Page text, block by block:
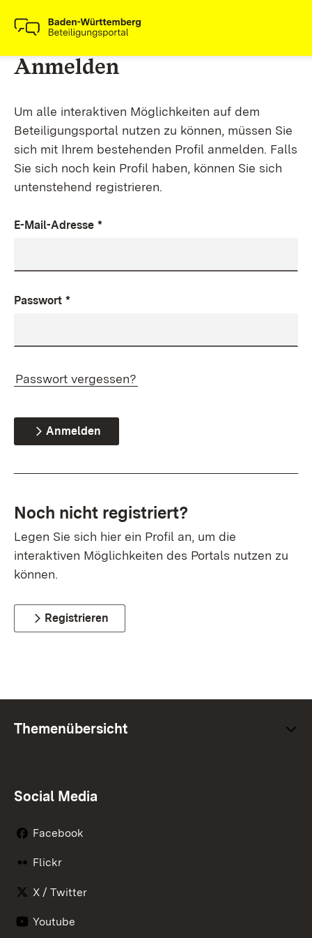
Anmelden
Um alle interaktiven Möglichkeiten auf dem
Beteiligungsportal nutzen zu können, müssen Sie
sich mit Ihrem bestehenden Profil anmelden. Falls
Sie sich noch kein Profil haben, können Sie sich
untenstehend registrieren.
E-Mail-Adresse *
Passwort *
Passwort vergessen?
Anmelden
Noch nicht registriert?
Legen Sie sich hier ein Profil an, um die
interaktiven Möglichkeiten des Portals nutzen zu
können.
Registrieren
Themenübersicht
Social Media
Facebook
Flickr
X / Twitter
Youtube